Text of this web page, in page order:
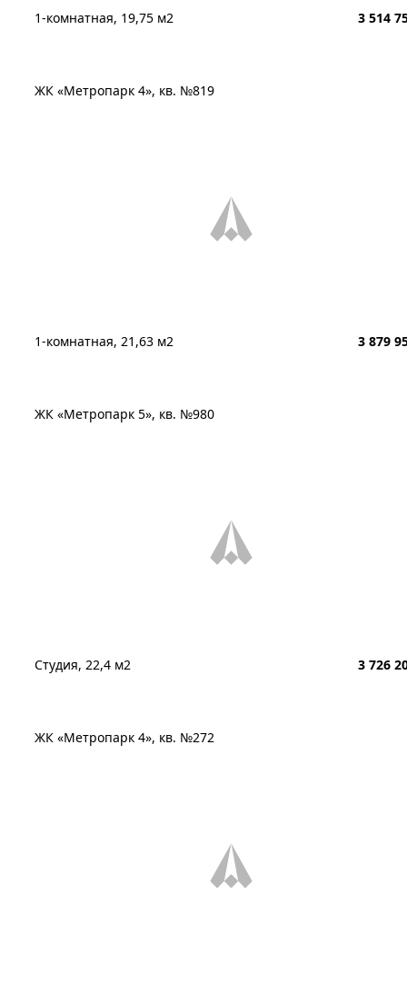
1-комнатная, 19,75 м2 3 514
ЖК «Метропарк 4», кв. №819
1-комнатная, 21,63 м2 3 879
ЖК «Метропарк 5», кв. №980
Студия, 22,4 м2 3 726
ЖК «Метропарк 4», кв. №272